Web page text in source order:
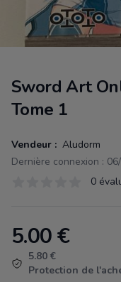
Sword Art
Tome 1
Vendeur : Aludorm
Dernière connexion :
0
Product information
5.00€
5.80 €
Protection de